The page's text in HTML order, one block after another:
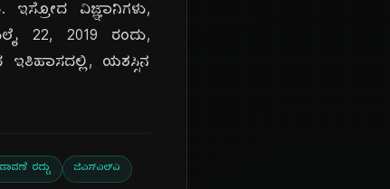
ಇಸ್ರೋದ ವಿಜ್ಞಾನಿಗಳು,
22, 2019 ರಂದು,
ಯಶಸ್ಸಿನ
ರದ್ದು ಜಿಎಸ್‌ಎಲ್‌ವಿ